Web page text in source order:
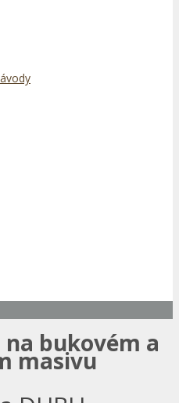
bukovém a
masivu